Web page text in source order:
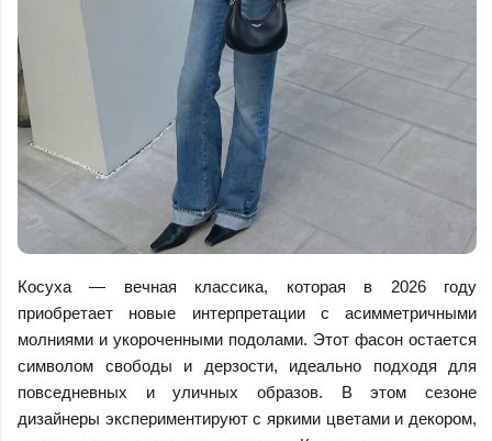
Косуха — вечная классика, которая в 2026 году
приобретает новые интерпретации с асимметричными
молниями и укороченными подолами. Этот фасон остается
символом свободы и дерзости, идеально подходя для
повседневных и уличных образов. В этом сезоне
дизайнеры экспериментируют с яркими цветами и декором,